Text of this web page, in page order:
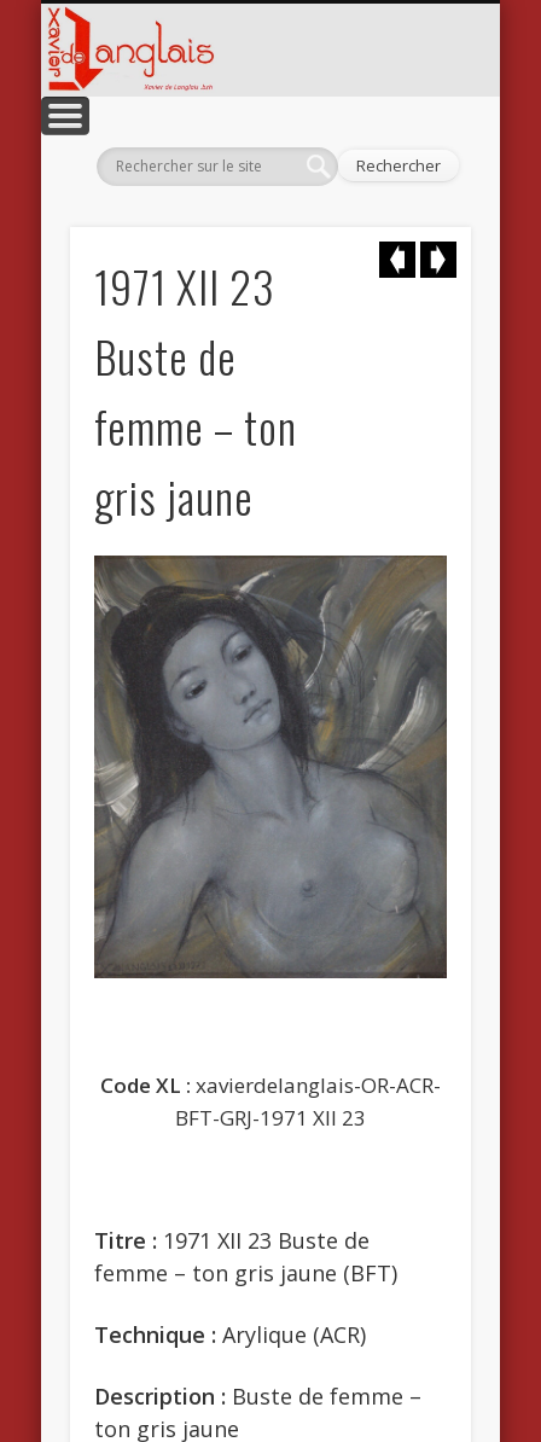
ACCUEIL
L’ARTISTE
L’ÉCRIVAIN
L’ILLUSTRATEUR
LE PEINTRE
LE TECHNICIEN
CATALOGUE RAISONNÉ
CONTACT
BOUTIQUE
1971 XII 23
Buste de
femme – ton
gris jaune
Code XL : xavierdelanglais-OR-ACR-
BFT-GRJ-1971 XII 23
Titre : 1971 XII 23 Buste de
femme – ton gris jaune (BFT)
Technique : Arylique (ACR)
Description : Buste de femme –
ton gris jaune